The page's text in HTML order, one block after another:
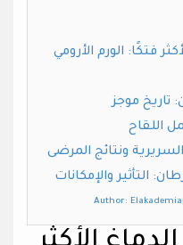
فتكًا: الورم الأرومي
تاريخ موجز
اللقاح
ونتائج المرضى
التأثير والإمكانات
Author: